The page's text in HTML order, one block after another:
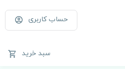
حساب کاربری
سبد خرید